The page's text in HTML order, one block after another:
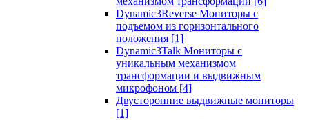
Dynamic3Reverse Мониторы с
подъемом из горизонтального
положения [1]
Dynamic3Talk Мониторы с
уникальным механизмом
трансформации и выдвижным
микрофоном [4]
Двусторонние выдвижные мониторы
[1]